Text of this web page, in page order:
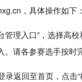
，具体操作如下：
管理入口”，选择
请各参赛选手按时
返回至首页，点击